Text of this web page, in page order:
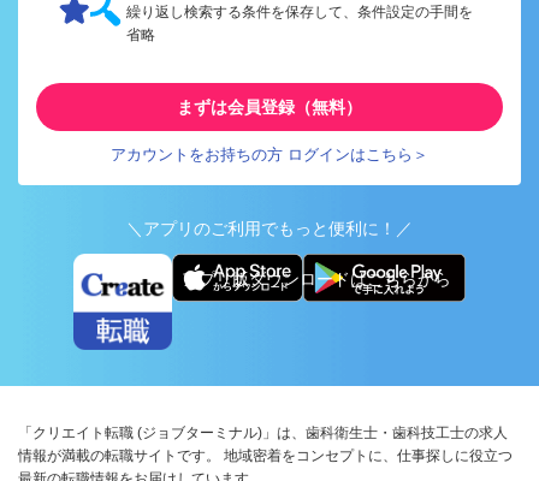
繰り返し検索する条件を保存して、条件設定の手間を
省略
まずは会員登録（無料）
アカウントをお持ちの方 ログインはこちら＞
＼アプリのご利用でもっと便利に！／
アプリ版ダウンロードはこちらから
「クリエイト転職 (ジョブターミナル)」は、歯科衛生士・歯科技工士の求人
情報が満載の転職サイトです。 地域密着をコンセプトに、仕事探しに役立つ